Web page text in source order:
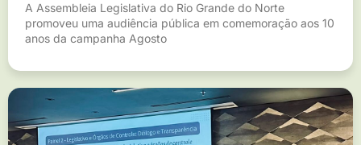
A Assembleia Legislativa do Rio Grande do Norte
promoveu uma audiência pública em comemoração aos 10
anos da campanha Agosto